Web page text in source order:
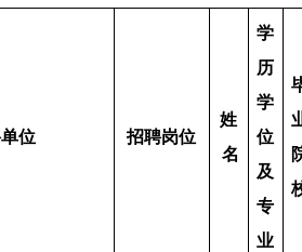
位 招聘岗位
姓
名
学
历
学
位
及
专
业